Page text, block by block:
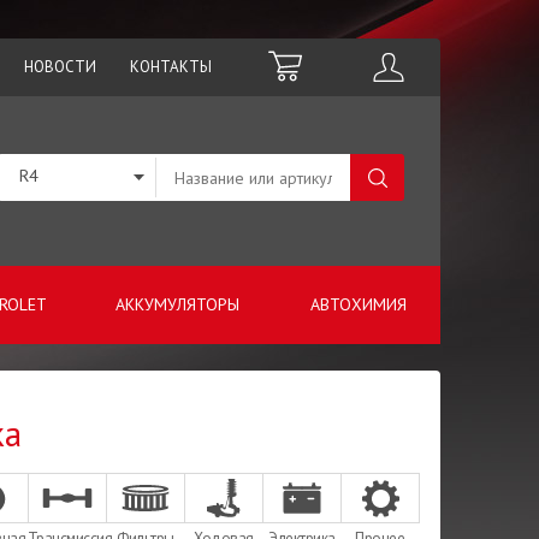
НОВОСТИ КОНТАКТЫ
АККУМУЛЯТОРЫ АВТОХИМИЯ
R4